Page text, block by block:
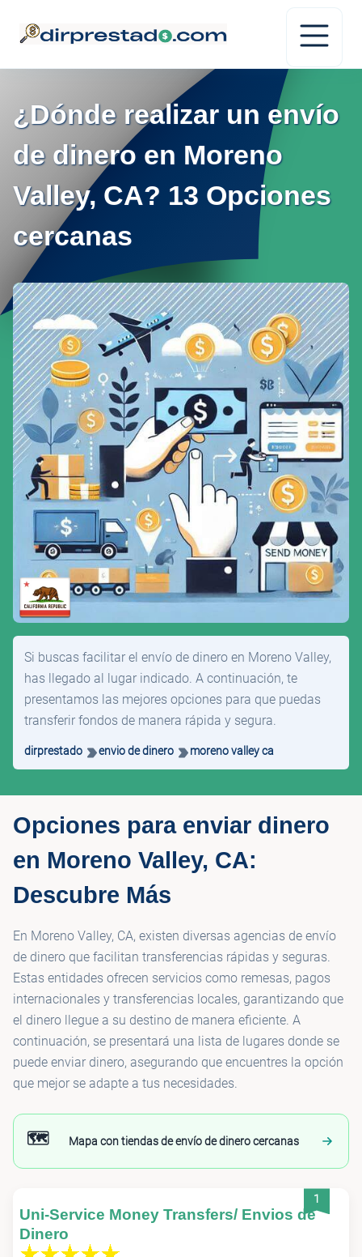
¿Dónde realizar un envío
de dinero en Moreno
Valley, CA? 13 Opciones
cercanas
Si buscas facilitar el envío de dinero en Moreno Valley,
has llegado al lugar indicado. A continuación, te
presentamos las mejores opciones para que puedas
transferir fondos de manera rápida y segura.
dirprestado envio de dinero moreno valley ca
Opciones para enviar dinero
en Moreno Valley, CA:
Descubre Más
En Moreno Valley, CA, existen diversas agencias de envío
de dinero que facilitan transferencias rápidas y seguras.
Estas entidades ofrecen servicios como remesas, pagos
internacionales y transferencias locales, garantizando que
el dinero llegue a su destino de manera eficiente. A
continuación, se presentará una lista de lugares donde se
puede enviar dinero, asegurando que encuentres la opción
que mejor se adapte a tus necesidades.
🗺️ Mapa con tiendas de envío de dinero cercanas
1
Uni-Service Money Transfers/ Envios de
Dinero